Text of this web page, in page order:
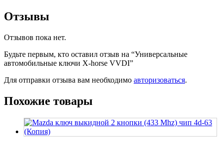
Отзывы
Отзывов пока нет.
Будьте первым, кто оставил отзыв на “Универсальные
автомобильные ключи X-horse VVDI”
Для отправки отзыва вам необходимо авторизоваться.
Похожие товары